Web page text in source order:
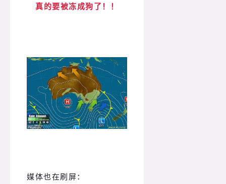
真的要被冻成狗了！！
媒体也在刷屏：